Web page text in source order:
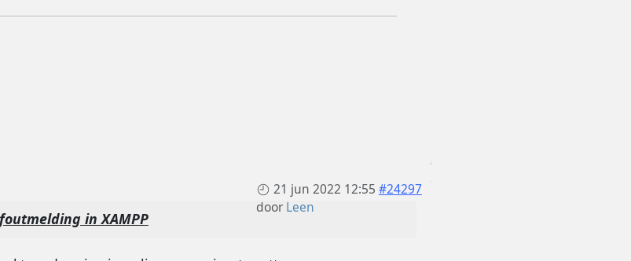
21 jun 2022 12:55 #24297
door Leen
in XAMPP